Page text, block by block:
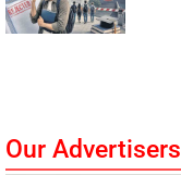
Our Advertisers